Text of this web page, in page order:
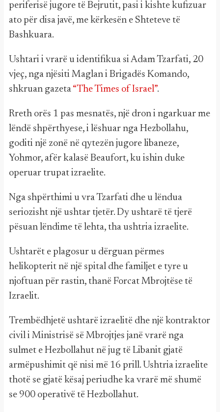
periferisë jugore të Bejrutit, pasi i kishte kufizuar
ato për disa javë, me kërkesën e Shteteve të
Bashkuara.
Ushtari i vrarë u identifikua si Adam Tzarfati, 20
vjeç, nga njësiti Maglan i Brigadës Komando,
shkruan gazeta “The Times of Israel”.
Rreth orës 1 pas mesnatës, një dron i ngarkuar me
lëndë shpërthyese, i lëshuar nga Hezbollahu,
goditi një zonë në qytezën jugore libaneze,
Yohmor, afër kalasë Beaufort, ku ishin duke
operuar trupat izraelite.
Nga shpërthimi u vra Tzarfati dhe u lëndua
seriozisht një ushtar tjetër. Dy ushtarë të tjerë
pësuan lëndime të lehta, tha ushtria izraelite.
Ushtarët e plagosur u dërguan përmes
helikopterit në një spital dhe familjet e tyre u
njoftuan për rastin, thanë Forcat Mbrojtëse të
Izraelit.
Trembëdhjetë ushtarë izraelitë dhe një kontraktor
civil i Ministrisë së Mbrojtjes janë vrarë nga
sulmet e Hezbollahut në jug të Libanit gjatë
armëpushimit që nisi më 16 prill. Ushtria izraelite
thotë se gjatë kësaj periudhe ka vrarë më shumë
se 900 operativë të Hezbollahut.